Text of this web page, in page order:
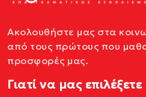
Ακολουθήστε μας στα
από τους πρώτους που
προσφορές μας.
Γιατί να μας επιλέξετε